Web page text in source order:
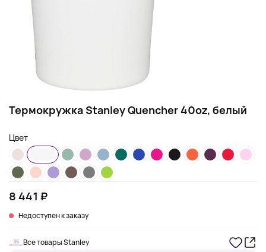
Термокружка Stanley Quencher 40oz, белый
Цвет
8 441 ₽
Недоступен к заказу
Все товары Stanley